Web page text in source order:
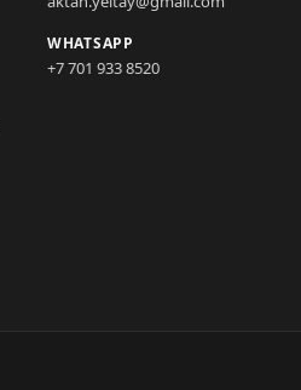
WHATSAPP
+7 701 933 8520